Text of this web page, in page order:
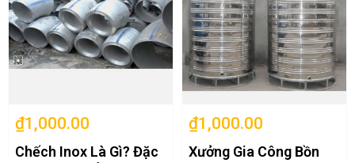
₫1,000.00
Chếch Inox Là Gì? Đặc
₫1,000.00
Xưởng Gia Công Bồn